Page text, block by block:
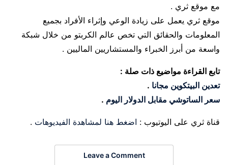
مع موقع ثري .
موقع ثري يعمل على زيادة الوعي وإثراء الأفراد بجميع
المعلومات والحقائق التي تخص عالم الكربتو من خلال شبكة
واسعة من أبرز الخبراء والمستشاريين الماليين .
تابع القراءة مواضيع ذات صلة :
تعدين البيتكوين مجانا .
سعر الساتوشي مقابل الدولار اليوم .
قناة ثري على اليوتيوب : اضغط هنا لمشاهدة الفيديوهات .
Leave a Comment